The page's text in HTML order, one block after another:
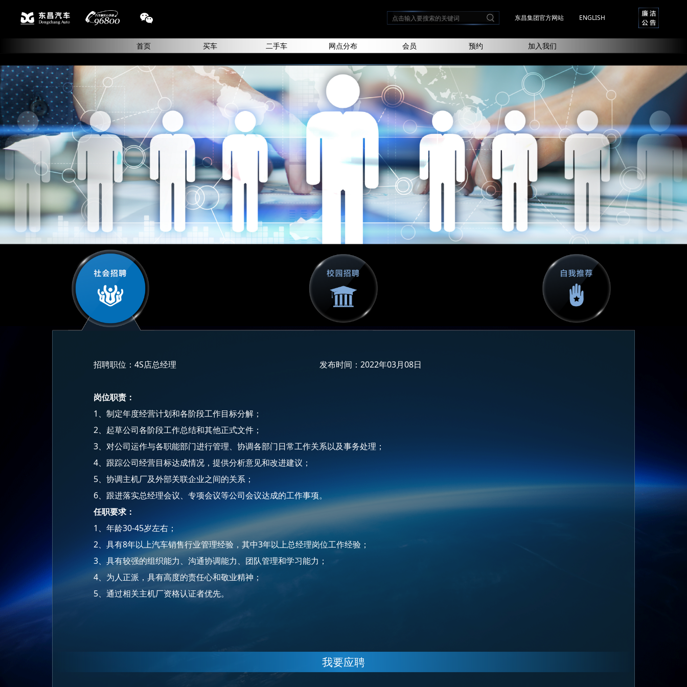
东昌集团官方网站 ENGLISH
首页 买车 二手车 网点分布 会员 预约 加入我们
招聘职位：4S店总经理 发布时间：2022年03月08日
岗位职责：
1、制定年度经营计划和各阶段工作目标分解；
2、起草公司各阶段工作总结和其他正式文件；
3、对公司运作与各职能部门进行管理、协调各部门日常工作关系以及事务处理；
4、跟踪公司经营目标达成情况，提供分析意见和改进建议；
5、协调主机厂及外部关联企业之间的关系；
6、跟进落实总经理会议、专项会议等公司会议达成的工作事项。
任职要求：
1、年龄30-45岁左右；
2、具有8年以上汽车销售行业管理经验，其中3年以上总经理岗位工作经验；
3、具有较强的组织能力、沟通协调能力、团队管理和学习能力；
4、为人正派，具有高度的责任心和敬业精神；
5、通过相关主机厂资格认证者优先。
我要应聘